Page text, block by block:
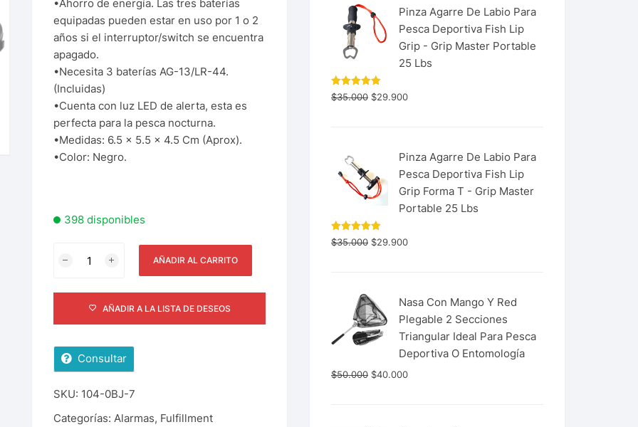
•Ahorro de energía. Las tres baterías
equipadas pueden estar en uso por 1 o 2
años si el interruptor/switch se encuentra
apagado.
•Necesita 3 baterías AG-13/LR-44.
(Incluidas)
•Cuenta con luz LED de alerta, esta es
perfecta para la pesca nocturna.
•Medidas: 6.5 x 5.5 x 4.5 Cm (Aprox).
•Color: Negro.
398 disponibles
AÑADIR AL CARRITO
AÑADIR A LA LISTA DE DESEOS
Consultar
SKU: 104-0BJ-7
Categorías: Alarmas, Fulfillment
Pinza Agarre De Labio Para
Pesca Deportiva Fish Lip
Grip - Grip Master Portable
25 Lbs
Valorado
con 5.00
$35.000 $29.900
Pinza Agarre De Labio Para
Pesca Deportiva Fish Lip
Grip Forma T - Grip Master
Portable 25 Lbs
Valorado
con 5.00
$35.000 $29.900
Nasa Con Mango Y Red
Plegable 2 Secciones
Triangular Ideal Para Pesca
Deportiva O Entomología
$50.000 $40.000